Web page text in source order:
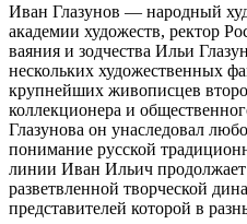
Иван Глазунов — народный
академии художеств, ректор
ваяния и зодчества Ильи
нескольких художественных
крупнейших живописцев
коллекционера и
Глазунова он унаследовал
понимание русской
линии Иван Ильич
разветвленной творческой
представителей которой в